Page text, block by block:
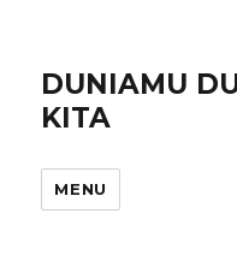
DUNIAMU
KITA
MENU